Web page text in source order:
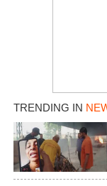
TRENDING IN